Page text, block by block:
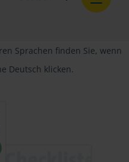
Sprachen finden Sie, wenn
Deutsch klicken.